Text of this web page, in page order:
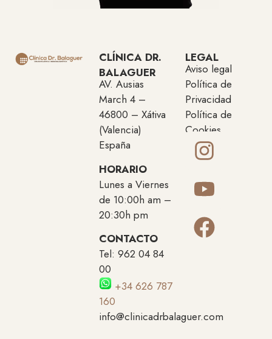
CLÍNICA DR.
BALAGUER
AV. Ausias
March 4 –
46800 – Xátiva
(Valencia)
España
HORARIO
Lunes a Viernes
de 10:00h am –
20:30h pm
CONTACTO
Tel: 962 04 84
00
+34 626 787
160
info@clinicadrbalaguer.com
LEGAL
Aviso legal
Política de
Privacidad
Política de
Cookies